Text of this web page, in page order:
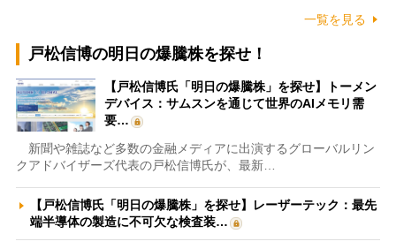
一覧を見る
戸松信博の明日の爆騰株を探せ！
【戸松信博氏「明日の爆騰株」を探せ】トーメン
デバイス：サムスンを通じて世界のAIメモリ需
要…
新聞や雑誌など多数の金融メディアに出演するグローバルリン
クアドバイザーズ代表の戸松信博氏が、最新…
【戸松信博氏「明日の爆騰株」を探せ】レーザーテック：最先
端半導体の製造に不可欠な検査装…